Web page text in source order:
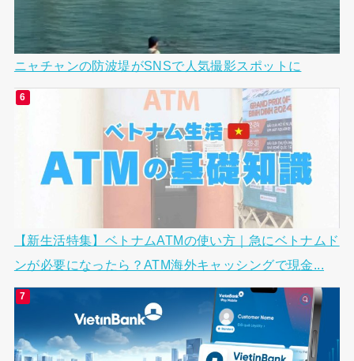
ニャチャンの防波堤がSNSで人気撮影スポットに
【新生活特集】ベトナムATMの使い方｜急にベトナムド
ンが必要になったら？ATM海外キャッシングで現金...